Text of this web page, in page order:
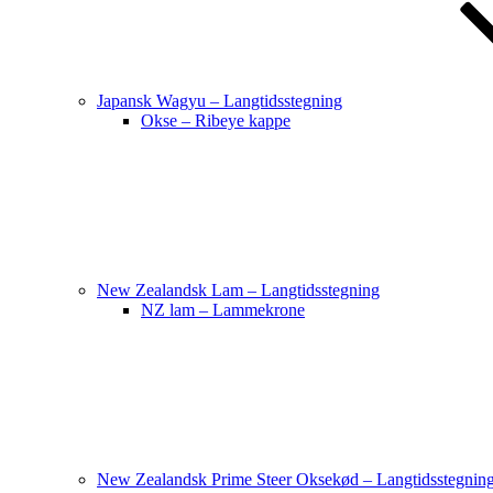
Japansk Wagyu – Langtidsstegning
Okse – Ribeye kappe
New Zealandsk Lam – Langtidsstegning
NZ lam – Lammekrone
New Zealandsk Prime Steer Oksekød –